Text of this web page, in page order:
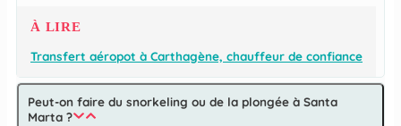
À LIRE
Transfert aéropot à Carthagène, chauffeur de confiance
Peut-on faire du snorkeling ou de la plongée à Santa
Marta ?